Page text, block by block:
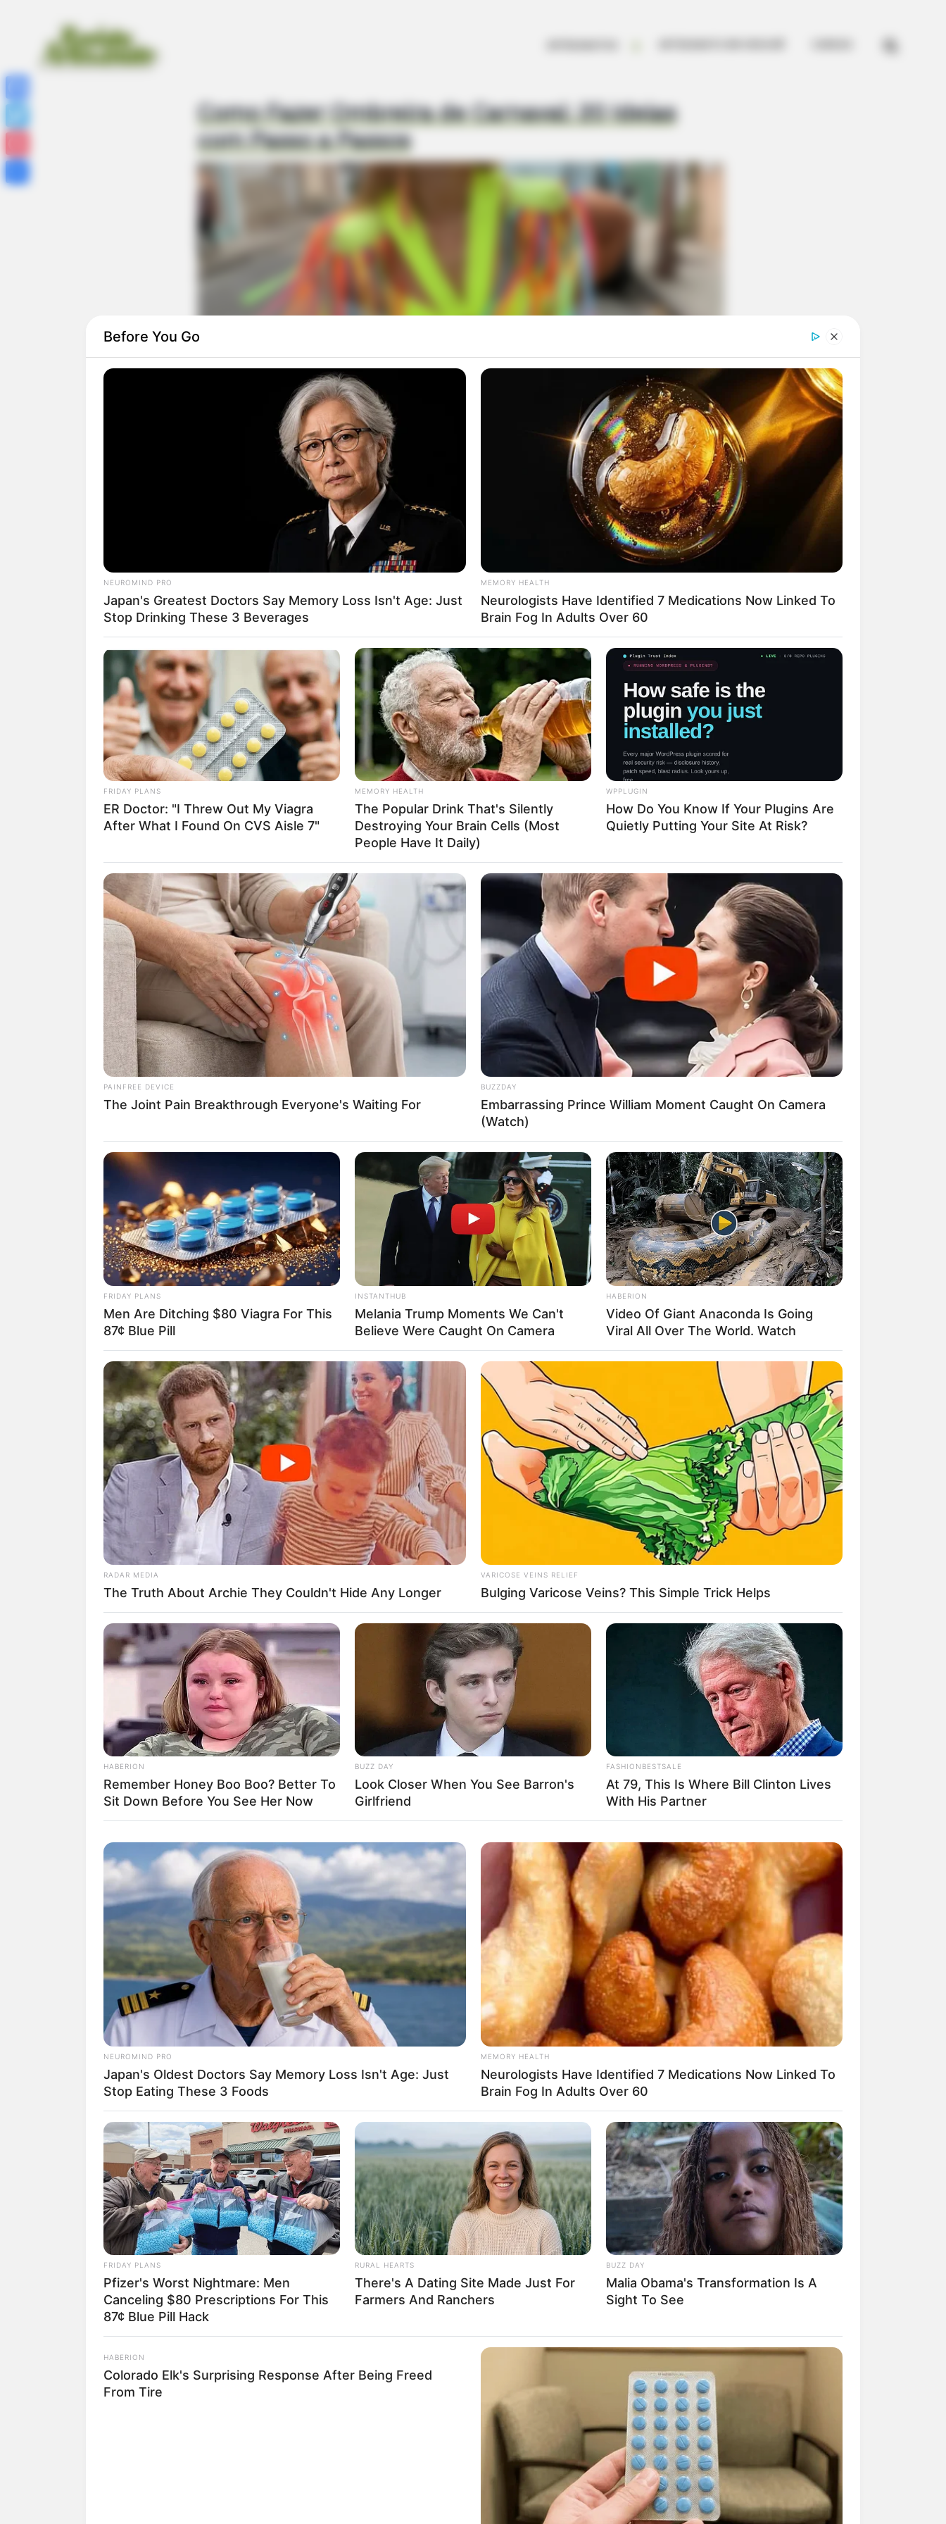
Como Fazer Ombreira de Carnaval: 20 Ideias
com Passo a Passos
como fazer ombreira de Carnaval ? Se ainda não sabe, deveria aprender.
Afinal, esse acessório é uma verdadeira tendência, uma vez que consegue dar um toque
carnavalesco em qualquer look, até mesmo nos mais básicos.
Isso sem falar que, por serem coloridas e brilhantes, elas são a cara do Carnaval.
um acessório personalizado. Ou, se você preferir, também pode fazer ombreiras para vender
Por isso, preparamos este conteúdo ensinando como fazer ombreira de Carnaval
. Além dos
passo a passos, você também vai encontrar modelos diferentes para se inspirar e produzir
aquele que mais combine com o seu look. Vamos lá?
Veja também:
29 Ideias Lindas e Baratas para Decoração de Carnaval
Como Fazer Máscara de Carnaval com Plumas
Como fazer ombreira de Carnaval: passo a passo
simples de serem executados. Veja só!
1. Ombreira de Carnaval com fitas
Esse primeiro tutorial, do canal Kaká Magalhães, ensina a fazer uma lindaombreira com
fitas. Você pode deixar a sua criatividade fluir, seja fazendo um acessório de várias cores ou
monocromático. Tudo depende da sua fantasia!
O próximo tutorial, docanal Mimos da Gerlucia, ensina a fazer uma ombreira com fitase
pompons, ideal para quem quer dar um toque mais fofinho à peça.
Ombreira de Carnaval com franja
O último tutorial, do canal Gira Notícias
, ensina a fazer uma ombreira com franja. Ela
garante um visual bem alegre e é capaz de dar nova cara para looks simples.
20 ideias de ombreira de Carnaval para se inspirar
como fazer ombreira de Carnaval
, o próximo passo é se inspirar! Sim,
é hora de conferir diversas opções para aguçar a sua criatividade e criar um acessório
Pinterest
Before You Go
NEUROMIND PRO
Japan's Greatest Doctors Say Memory Loss Isn't Age: Just
Stop Drinking These 3 Beverages
MEMORY HEALTH
Neurologists Have Identified 7 Medications Now Linked To
Brain Fog In Adults Over 60
FRIDAY PLANS
ER Doctor: "I Threw Out My Viagra
After What I Found On CVS Aisle 7"
MEMORY HEALTH
The Popular Drink That's Silently
Destroying Your Brain Cells (Most
People Have It Daily)
WPPLUGIN
How Do You Know If Your Plugins Are
Quietly Putting Your Site At Risk?
PAINFREE DEVICE
The Joint Pain Breakthrough Everyone's Waiting For
BUZZDAY
Embarrassing Prince William Moment Caught On Camera
(Watch)
FRIDAY PLANS
Men Are Ditching $80 Viagra For This
87¢ Blue Pill
INSTANTHUB
Melania Trump Moments We Can't
Believe Were Caught On Camera
HABERION
Video Of Giant Anaconda Is Going
Viral All Over The World. Watch
RADAR MEDIA
The Truth About Archie They Couldn't Hide Any Longer
VARICOSE VEINS RELIEF
Bulging Varicose Veins? This Simple Trick Helps
HABERION
Remember Honey Boo Boo? Better To
Sit Down Before You See Her Now
BUZZ DAY
Look Closer When You See Barron's
Girlfriend
FASHIONBESTSALE
At 79, This Is Where Bill Clinton Lives
With His Partner
NEUROMIND PRO
Japan's Oldest Doctors Say Memory Loss Isn't Age: Just
Stop Eating These 3 Foods
MEMORY HEALTH
Neurologists Have Identified 7 Medications Now Linked To
Brain Fog In Adults Over 60
FRIDAY PLANS
Pfizer's Worst Nightmare: Men
Canceling $80 Prescriptions For This
87¢ Blue Pill Hack
RURAL HEARTS
There's A Dating Site Made Just For
Farmers And Ranchers
BUZZ DAY
Malia Obama's Transformation Is A
Sight To See
HABERION
Colorado Elk's Surprising Response After Being Freed
From Tire